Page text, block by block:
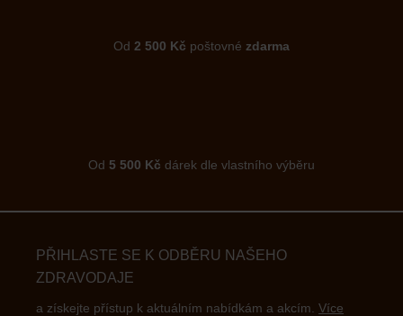
Od 2 500 Kč poštovné zdarma
Od 5 500 Kč dárek dle vlastního výběru
PŘIHLASTE SE K ODBĚRU NAŠEHO
ZDRAVODAJE
a získejte přístup k aktuálním nabídkám a akcím. Více